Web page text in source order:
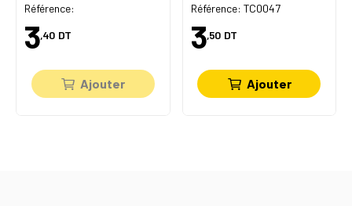
Référence:
3,40 DT
Ajouter
Référence: TC0047
3,50 DT
Ajouter